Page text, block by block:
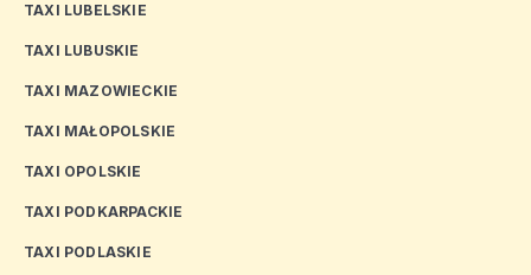
TAXI LUBELSKIE
TAXI LUBUSKIE
TAXI MAZOWIECKIE
TAXI MAŁOPOLSKIE
TAXI OPOLSKIE
TAXI PODKARPACKIE
TAXI PODLASKIE